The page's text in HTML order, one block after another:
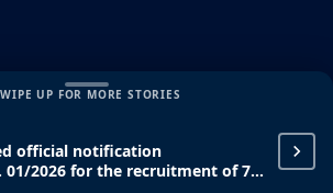
UP FOR MORE STORIES
official notification
2026 for the recruitment of 71
| Disclaimer